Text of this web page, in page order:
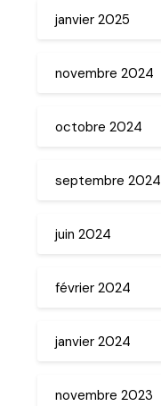
janvier 2025
novembre 2024
octobre 2024
septembre 2024
juin 2024
février 2024
janvier 2024
novembre 2023